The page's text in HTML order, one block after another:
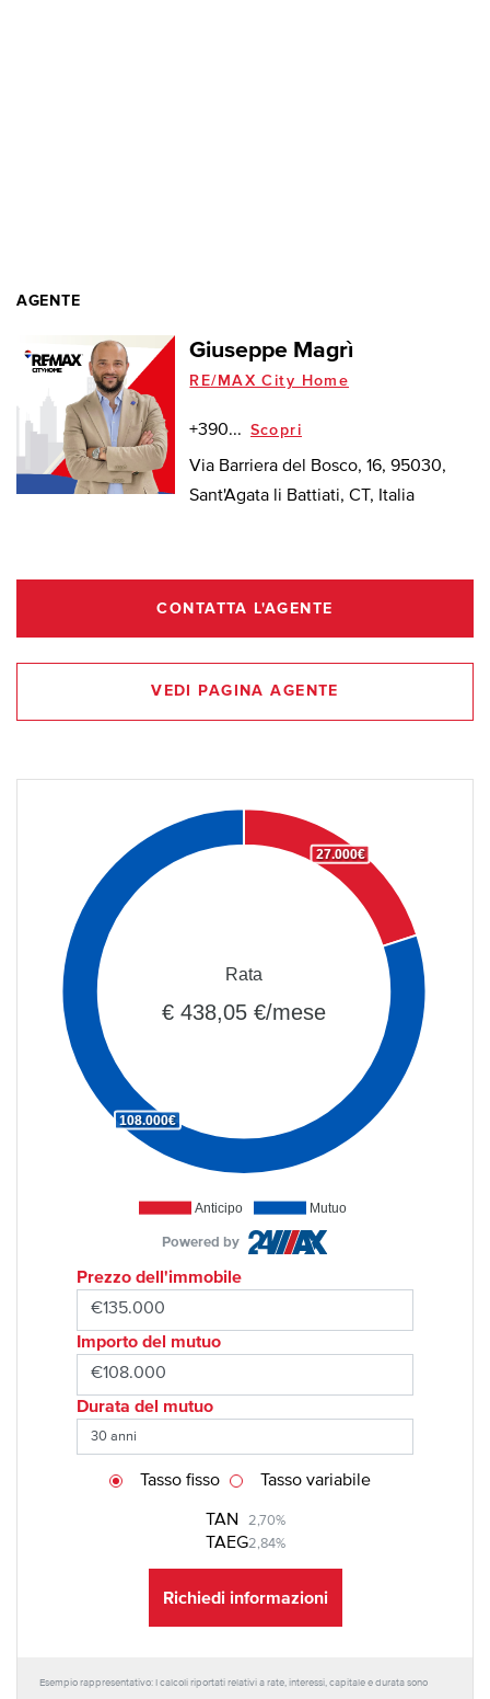
AGENTE
Giuseppe Magrì
RE/MAX City Home
+390... Scopri
Via Barriera del Bosco, 16, 95030,
Sant'Agata li Battiati, CT, Italia
CONTATTA L'AGENTE
VEDI PAGINA AGENTE
Anticipo Mutuo
27.000€
108.000€
Rata
€ 438,05 €/mese
Powered by
Prezzo dell'immobile
Importo del mutuo
Durata del mutuo
TAN 2,70%
TAEG2,84%
Tasso fisso Tasso variabile
Richiedi informazioni
Esempio rappresentativo: I calcoli riportati relativi a rate, interessi, capitale e durata sono